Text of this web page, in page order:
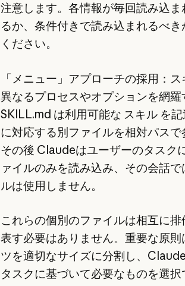
注意します。各情報が毎回読み込
るか、条件付きで読み込まれるべ
ください。
「メニュー」アプローチの採用：
異なるプロセスやオプションを網
SKILL.md は利用可能な スキル を
に対応する別ファイルを相対パス
その後 Claudeはユーザーのタスク
ァイルのみを読み込み、その会話
ルは使用しません。
これらの個別のファイルは相互に
表す必要はありません。重要な原
ツを適切なサイズに分割し、
タスクに基づいて必要なものを選